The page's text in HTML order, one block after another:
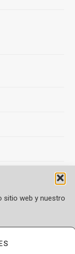
sitio web y nuestro